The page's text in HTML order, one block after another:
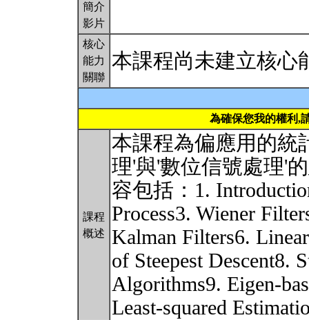
簡介
影片
核心
能力
關聯
本課程尚未建立核心
為確保您我的權利,
課程
概述
本課程為偏應用的統
理'與'數位信號處理'
容包括：1.
Process3. Wiener
Kalman Filters6.
of Steepest Descent8.
Algorithms9. Eigen-
Least-squared